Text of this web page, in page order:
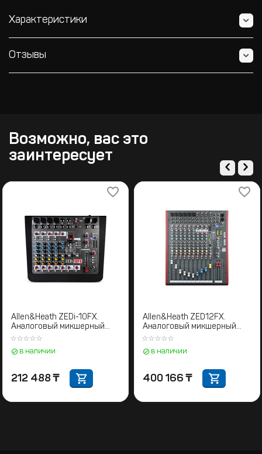
Характеристики
Отзывы
Возможно, вас это
заинтересует
Allen&Heath ZEDi-10FX.
Аналоговый микшерный
пульт
в наличии
212 488 ₸
Allen&Heath ZED12FX.
Аналоговый микшерный
пульт
в наличии
400 166 ₸